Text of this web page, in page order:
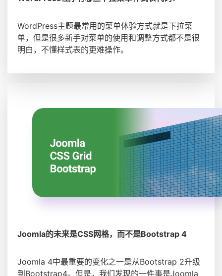
WordPress主题最常用的菜单体验方式就是下拉菜
单，但是很多新手对菜单的使用和调整方式都不是很
明白，不懂样式表的更难操作。
Joomla的未来是CSS网格，而不是Bootstrap 4
Joomla 4中最重要的变化之一是从Bootstrap 2升级
到Bootstrap4。但是，我们发现的一件事是Joomla